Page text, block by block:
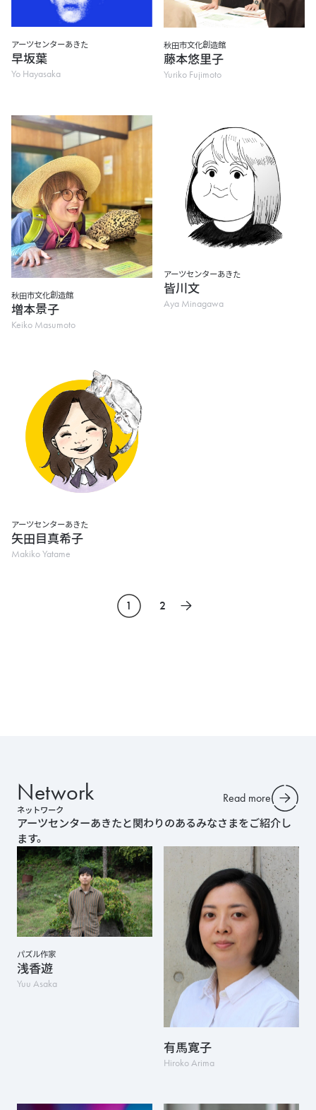
早坂葉
Yo Hayasaka
アーツセンターあきた
藤本悠里子
Yuriko Fujimoto
秋田市文化創造館
増本景子
Keiko Masumoto
秋田市文化創造館
皆川文
Aya Minagawa
アーツセンターあきた
矢田目真希子
Makiko Yatame
アーツセンターあきた
1 2
Network
ネットワーク
Read more
アーツセンターあきたと関わりのあるみなさまをご紹介し
ます。
浅香遊
Yuu Asaka
パズル作家
有馬寛子
Hiroko Arima